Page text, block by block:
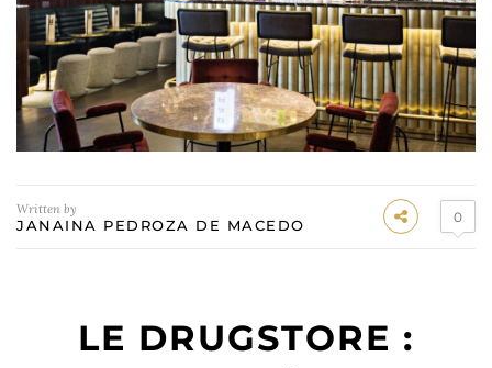
Written by
JANAINA PEDROZA DE MACEDO 0
LE DRUGSTORE :